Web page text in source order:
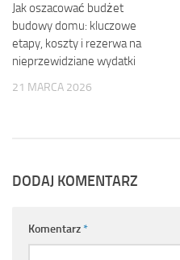
Jak oszacować budżet
budowy domu: kluczowe
etapy, koszty i rezerwa na
nieprzewidziane wydatki
21 MARCA 2026
DODAJ KOMENTARZ
Komentarz*